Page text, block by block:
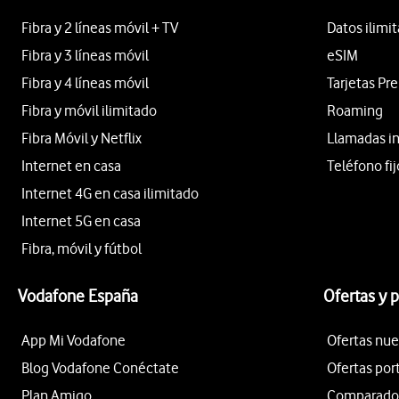
Fibra y 2 líneas móvil + TV
Fibra y 3 líneas móvil
Fibra y 4 líneas móvil
Fibra y móvil ilimitado
Fibra Móvil y Netflix
Internet en casa
Internet 4G en casa ilimitado
Internet 5G en casa
Fibra, móvil y fútbol
Datos
eSIM
Tarjetas
Roaming
Llamadas
Teléfono
Vodafone España
App Mi Vodafone
Blog Vodafone Conéctate
Plan Amigo
Ofertas y
Ofertas
Ofertas